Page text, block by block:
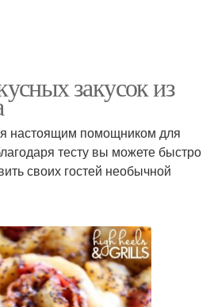
закусок из
настоящим помощником для
тесту вы можете быстро
своих гостей необычной